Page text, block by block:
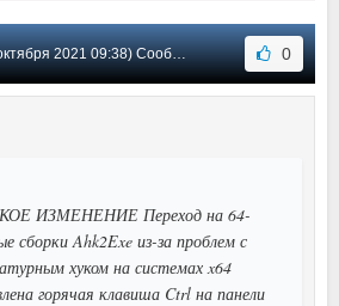
2021 09:38) Сообщение #2 0
ИЗМЕНЕНИЕ Переход на 64-
сборки Ahk2Exe из-за проблем с
хуком на системах x64
горячая клавиша Ctrl на панели